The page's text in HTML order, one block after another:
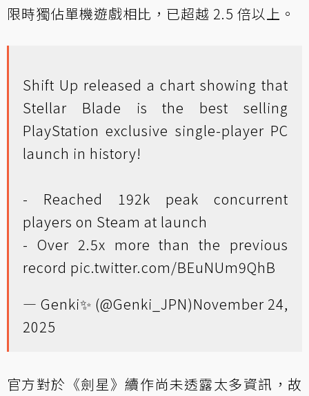
限時獨佔單機遊戲相比，已超越 2.5 倍以上。
Shift Up released a chart showing that
Stellar Blade is the best selling
PlayStation exclusive single-player PC
launch in history!
- Reached 192k peak concurrent
players on Steam at launch
- Over 2.5x more than the previous
record pic.twitter.com/BEuNUm9QhB
— Genki✨ (@Genki_JPN)November 24,
2025
官方對於《劍星》續作尚未透露太多資訊，故